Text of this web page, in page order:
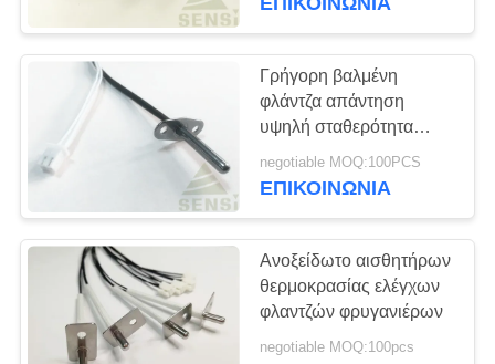
αισθητήρας
θερμοκρασίας
Η επιφάνεια
τοποθετεί τον
αισθητήρα
θερμοκρασίας
Γρήγορη βαλμένη
φλάντζα απάντηση
υψηλή σταθερότητα
αισθητήρων
θερμοκρασίας θερμικών
negotiable MOQ:100PCS
ΕΠΙΚΟΙΝΩΝΙΑ
Ανοξείδωτο αισθητήρων
θερμοκρασίας ελέγχων
φλαντζών φρυγανιέρων
negotiable MOQ:100pcs